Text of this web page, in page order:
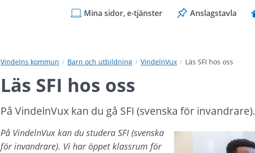
Mina sidor, e-tjänster Anslagstavla
Vindelns kommun Barn och utbildning VindelnVux Läs SFI hos oss
Läs SFI hos oss
På VindelnVux kan du gå SFI (svenska för invandrare).
På VindelnVux kan du studera SFI (svenska
för invandrare). Vi har öppet klassrum för